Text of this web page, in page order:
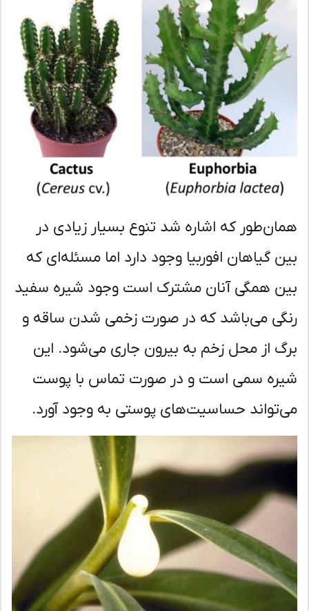
که اشاره شد تنوع بسیار زیادی در
گیاهان افوربیا وجود دارد اما مسئله‌ای که
همگی آنان مشترک است وجود شیره سفید
می‌باشد که در صورت زخمی شدن ساقه و
از محل زخم به بیرون جاری می‌شود. این
سمی است و در صورت تماس با پوست
حساسیت‌های پوستی به وجود آورد.